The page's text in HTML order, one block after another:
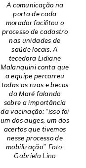
A comunicação na
porta de cada
morador facilitou o
processo de cadastro
nas unidades de
saúde locais. A
tecedora Lidiane
Malanquini conta que
a equipe percorreu
todas as ruas e becos
da Maré falando
sobre a importância
da vacinação: “isso foi
um dos auges, um dos
acertos que tivemos
nesse processo de
mobilização”.Foto:
Gabriela Lino